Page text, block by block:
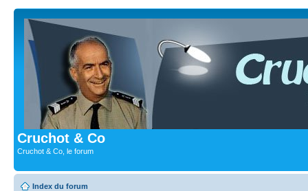
Cruchot & Co
Cruchot & Co, le forum
Index du forum